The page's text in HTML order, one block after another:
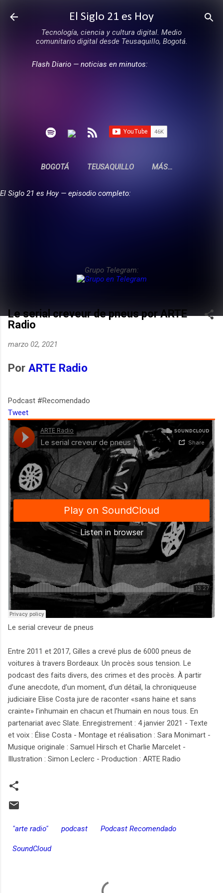
Ir al contenido principal
El Siglo 21 es Hoy
Tecnología, ciencia y cultura digital. Medio
comunitario digital desde Teusaquillo, Bogotá.
Flash Diario — noticias en minutos:
BOGOTÁ TEUSAQUILLO MÁS…
El Siglo 21 es Hoy — episodio completo:
Grupo Telegram:
Le serial creveur de pneus por ARTE
Radio
marzo 02, 2021
Por ARTE Radio
Podcast #Recomendado
Tweet
Le serial creveur de pneus
Entre 2011 et 2017, Gilles a crevé plus de 6000 pneus de
voitures à travers Bordeaux. Un procès sous tension. Le
podcast des faits divers, des crimes et des procès. À partir
d’une anecdote, d’un moment, d’un détail, la chroniqueuse
judiciaire Elise Costa jure de raconter «sans haine et sans
crainte» l’inhumain en chacun et l’humain en nous tous. En
partenariat avec Slate. Enregistrement : 4 janvier 2021 - Texte
et voix : Élise Costa - Montage et réalisation : Sara Monimart -
Musique originale : Samuel Hirsch et Charlie Marcelet -
Illustration : Simon Leclerc - Production : ARTE Radio
"arte radio" podcast Podcast Recomendado
SoundCloud